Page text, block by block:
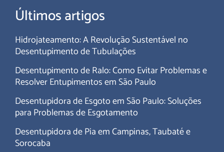
Últimos artigos
Hidrojateamento: A Revolução Sustentável no
Desentupimento de Tubulações
Desentupimento de Ralo: Como Evitar Problemas e
Resolver Entupimentos em São Paulo
Desentupidora de Esgoto em São Paulo: Soluções
para Problemas de Esgotamento
Desentupidora de Pia em Campinas, Taubaté e
Sorocaba